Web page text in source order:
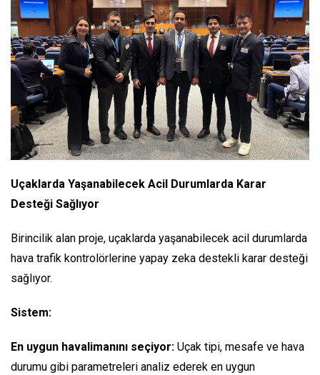
Uçaklarda Yaşanabilecek Acil Durumlarda Karar
Desteği Sağlıyor
Birincilik alan proje, uçaklarda yaşanabilecek acil durumlarda
hava trafik kontrolörlerine yapay zeka destekli karar desteği
sağlıyor.
Sistem:
En uygun havalimanını seçiyor: Uçak tipi, mesafe ve hava
durumu gibi parametreleri analiz ederek en uygun